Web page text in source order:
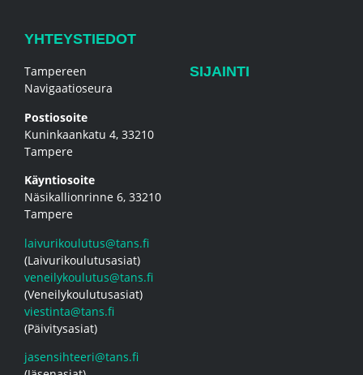
YHTEYSTIEDOT
Tampereen
Navigaatioseura
Postiosoite
Kuninkaankatu 4, 33210
Tampere
Käyntiosoite
Näsikallionrinne 6, 33210
Tampere
laivurikoulutus@tans.fi
(Laivurikoulutusasiat)
veneilykoulutus@tans.fi
(Veneilykoulutusasiat)
viestinta@tans.fi
(Päivitysasiat)
jasensihteeri@tans.fi
SIJAINTI